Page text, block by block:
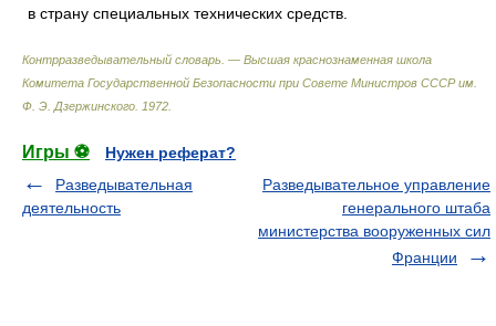
в страну специальных технических средств.
Контрразведывательный словарь. — Высшая краснознаменная школа
Комитета Государственной Безопасности при Совете Министров СССР им.
Ф. Э. Дзержинского 1972
Игры ⚽
Нужен реферат?
Разведывательная
деятельность
Разведывательное управление
генерального штаба
министерства вооруженных сил
Франции